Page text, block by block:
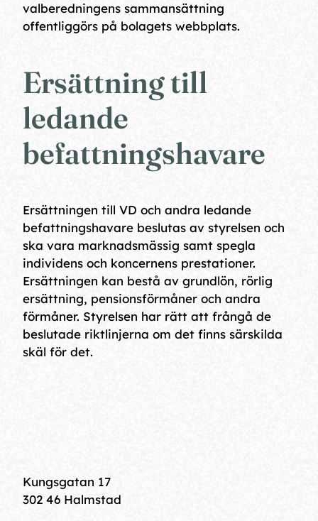
valberedningens sammansättning
offentliggörs på bolagets webbplats.
Ersättning till
ledande
befattningshavare
Ersättningen till VD och andra ledande
befattningshavare beslutas av styrelsen och
ska vara marknadsmässig samt spegla
individens och koncernens prestationer.
Ersättningen kan bestå av grundlön, rörlig
ersättning, pensionsförmåner och andra
förmåner. Styrelsen har rätt att frångå de
beslutade riktlinjerna om det finns särskilda
skäl för det.
Kungsgatan 17
302 46 Halmstad